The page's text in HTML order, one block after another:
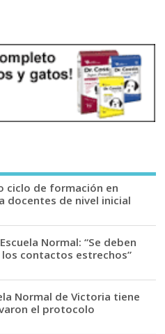
ciclo de formación en
docentes de nivel inicial
Normal: “Se deben
contactos estrechos”
Normal de Victoria tiene
el protocolo